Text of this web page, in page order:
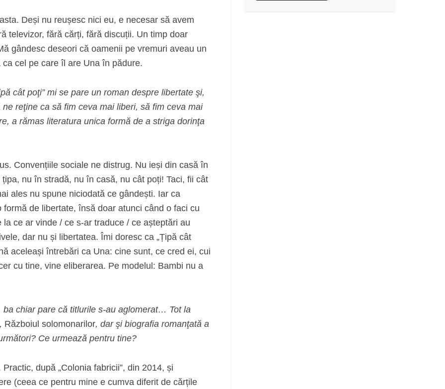
Deși nu reușesc nici eu, e necesar să avem
televizor, fără cărți, fără discuții. Un timp doar
gândesc deseori că oamenii pe vremuri aveau un
cel pe care îl are Una în pădure.
cât poţi” mi se pare un roman despre libertate şi,
reţine ca să fim ceva mai liberi, să fim ceva mai
a rămas literatura unica formă de a striga dorinţa
Convențiile sociale ne distrug. Nu ieși din casă în
nu în stradă, nu în casă, nu cât poți! Taci, fii cât
ales nu spune niciodată ce gândești. Iar ca
de libertate, însă doar atunci când o faci cu
ce ar vinde / ce s-ar traduce / ce așteptări au
dar nu și libertatea. Îmi doresc ca „Țipă cât
aceleași întrebări ca Una: cine sunt, ce cred ei, cui
cu tine, vine eliberarea. Pe modelul: Bambi nu a
chiar pare că titlurile s-au aglomerat… Tot la
Războiul solomonarilor, dar şi biografia romanţată a
Ce urmează pentru tine?
după „Colonia fabricii”, din 2014, și
(ceea ce pentru mine e cumva diferit de cărțile